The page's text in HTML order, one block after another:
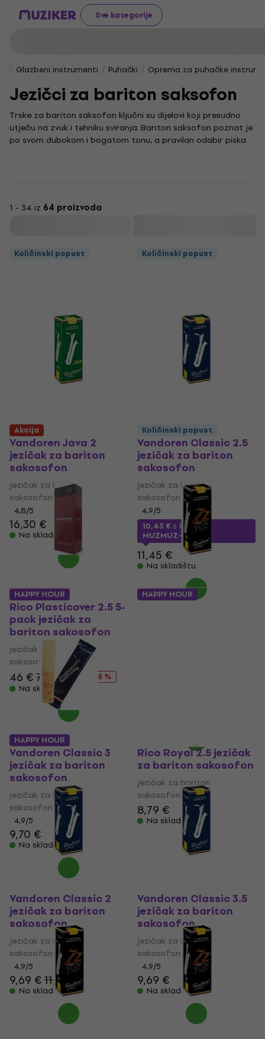
Sve kategorije
Glazbeni instrumenti Puhački Oprema za puhačke
Jezičci za bariton saksofon
Trske za bariton saksofon ključni su dijelovi koji presudno
utječu na zvuk i tehniku sviranja. Bariton saksofon poznat je
po svom dubokom i bogatom tonu, a pravilan odabir piska
oblikuje izražajnost i lakoću sviranja. Kvalitetni piskovi
1 - 34 iz 64 proizvoda
Količinski popust
Vandoren Java 2
jezičak za bariton
sakosofon
jezičak za bariton
sakosofon
4,8/5
16,30 €
Na skladištu
Količinski popust
Vandoren Classic 2.5
jezičak za bariton
sakosofon
jezičak za bariton
sakosofon
4,9/5
10,43 € s kodom
MUZMUZ-5
11,45 €
Na skladištu
Akcija
Rico Plasticover 2.5 5-
pack jezičak za
bariton sakosofon
jezičak za bariton
sakosofon
46 €71,10 €
- 35 %
Na skladištu
Količinski popust
HAPPY HOUR
Vandoren Classic 3
jezičak za bariton
sakosofon
jezičak za bariton
sakosofon
4,9/5
9,70 €
Na skladištu
HAPPY HOUR
Rico Royal 2.5 jezičak
za bariton sakosofon
jezičak za bariton
sakosofon
8,79 €
Na skladištu
HAPPY HOUR
Vandoren Classic 2
jezičak za bariton
sakosofon
jezičak za bariton
sakosofon
4,9/5
9,69 €11,45 €
Na skladištu
Vandoren Classic 3.5
jezičak za bariton
sakosofon
jezičak za bariton
sakosofon
4,9/5
9,69 €
Na skladištu